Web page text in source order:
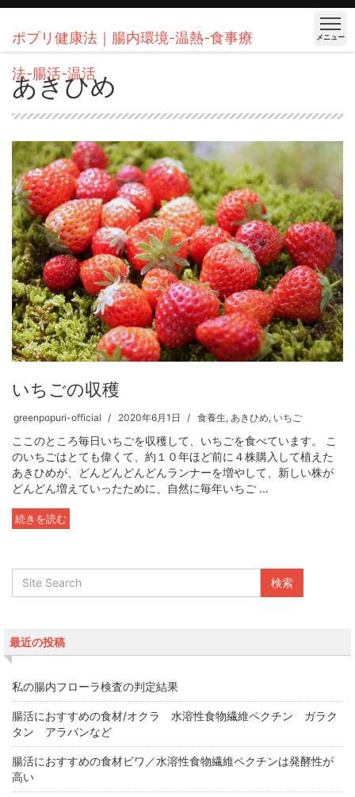
ポプリ健康法｜腸内環境-温熱-食事療
法-腸活-温活
メニュー
あきひめ
いちごの収穫
greenpopuri-official 2020年6月1日 食養生, あきひめ, いちご
ここのところ毎日いちごを収穫して、いちごを食べています。 こ
のいちごはとても偉くて、約１０年ほど前に４株購入して植えた
あきひめが、どんどんどんどんランナーを増やして、新しい株が
どんどん増えていったために、自然に毎年いちご ...
続きを読む
最近の投稿
私の腸内フローラ検査の判定結果
腸活におすすめの食材/オクラ 水溶性食物繊維ペクチン ガラク
タン アラバンなど
腸活におすすめの食材ビワ／水溶性食物繊維ペクチンは発酵性が
高い